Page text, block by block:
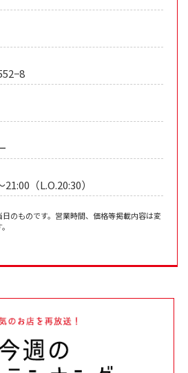
（L.O.20:30）
のものです。営業時間、価格等掲載内容は変